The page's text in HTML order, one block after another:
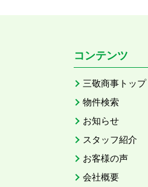
コンテンツ
三敬商事トップ
物件検索
お知らせ
スタッフ紹介
お客様の声
会社概要